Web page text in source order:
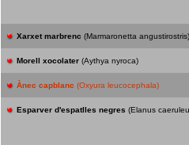
Xarxet marbrenc (Marmaronetta
Morell xocolater (Aythya nyroca)
Ànec capblanc (Oxyura leucocephala)
Esparver d'espatlles negres (Elanus